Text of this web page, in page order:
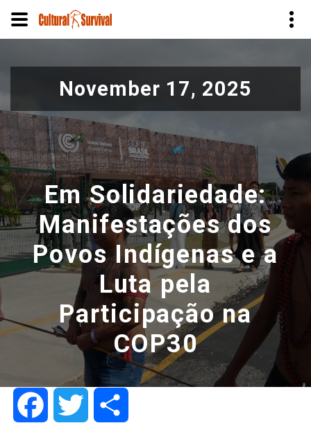
para
conteúdo
principal
November 17, 2025
Em Solidariedade:
Manifestações dos
Povos Indígenas e a
Luta pela
Participação na
COP30
FacebookTwitter